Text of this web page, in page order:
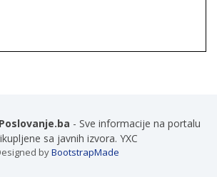
- Sve informacije na portalu
sa javnih izvora. YXC
byBootstrapMade